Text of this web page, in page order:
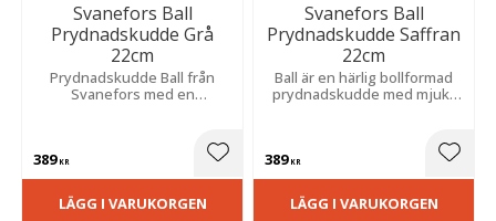
Svanefors Ball
Prydnadskudde Grå
22cm
​Prydnadskudde Ball från
Svanefors med en
389KR Lägg till i favoriter
LÄGG I VARUKORGEN
Svanefors Ball
Prydnadskudde Saffran
22cm
Ball är en härlig bollformad
prydnadskudde med mjukt
389KR
LÄGG I VARUKORGEN